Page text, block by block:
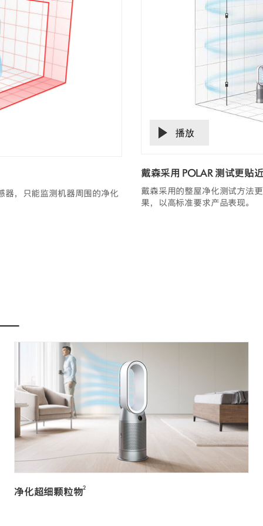
器，只能监测机器周围的净化
戴森采用 POLAR 测试更贴
戴森采用的整屋净化测试方法
果，以高标准要求产品表现。
净化超细颗粒物2